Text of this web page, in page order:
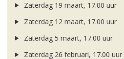
Zaterdag 19 maart, 17.00 uur
Zaterdag 12 maart, 17.00 uur
Zaterdag 5 maart, 17.00 uur
Zaterdag 26 februari, 17.00 uur